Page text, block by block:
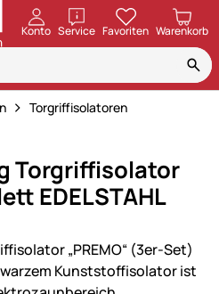
Konto ServiceöffnenFavoriten Warenkorb
Torgriffisolatoren
Torgriffisolator
EDELSTAHL